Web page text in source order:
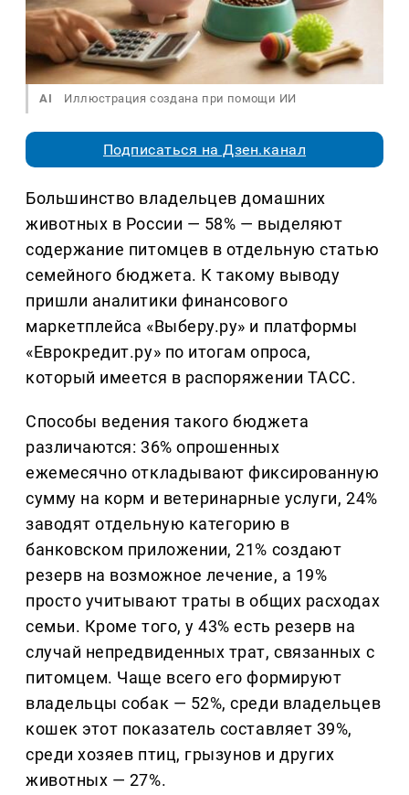
AI Иллюстрация создана при помощи ИИ
Подписаться на Дзен.канал
Большинство владельцев домашних
животных в России — 58% — выделяют
содержание питомцев в отдельную статью
семейного бюджета. К такому выводу
пришли аналитики финансового
маркетплейса «Выберу.ру» и платформы
«Еврокредит.ру» по итогам опроса,
который имеется в распоряжении ТАСС.
Способы ведения такого бюджета
различаются: 36% опрошенных
ежемесячно откладывают фиксированную
сумму на корм и ветеринарные услуги, 24%
заводят отдельную категорию в
банковском приложении, 21% создают
резерв на возможное лечение, а 19%
просто учитывают траты в общих расходах
семьи. Кроме того, у 43% есть резерв на
случай непредвиденных трат, связанных с
питомцем. Чаще всего его формируют
владельцы собак — 52%, среди владельцев
кошек этот показатель составляет 39%,
среди хозяев птиц, грызунов и других
животных — 27%.